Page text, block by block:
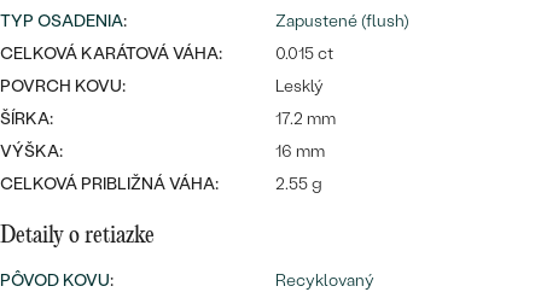
PODĽA FARBY
PODĽA TVARU DRAHOKAMU
NA MIERU
DIAMANTY
Najpredávanejšie
náušnice
Personalizované
prívesky
Najpredávanejšie
prstene
TYP OSADENIA:
Zapustené (flush)
CELKOVÁ KARÁTOVÁ VÁHA:
0.015 ct
POVRCH KOVU:
Lesklý
ŠÍRKA:
17.2 mm
VÝŠKA:
16 mm
CELKOVÁ PRIBLIŽNÁ VÁHA:
2.55 g
Detaily o retiazke
PÔVOD KOVU:
Recyklovaný